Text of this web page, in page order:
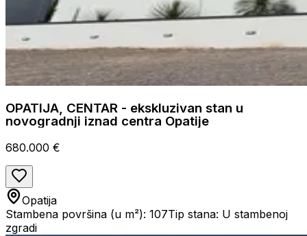
OPATIJA, CENTAR - ekskluzivan stan u
novogradnji iznad centra Opatije
680.000 €
Opatija
Stambena površina (u m²): 107Tip stana: U stambenoj
zgradi